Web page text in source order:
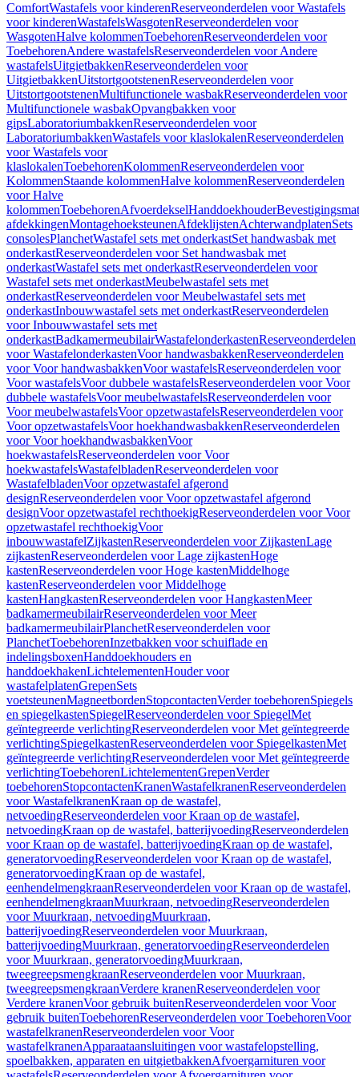
ComfortWastafels voor kinderenReserveonderdelen voor Wastafels
voor kinderenWastafelsWasgotenReserveonderdelen voor
WasgotenHalve kolommenToebehorenReserveonderdelen voor
ToebehorenAndere wastafelsReserveonderdelen voor Andere
wastafelsUitgietbakkenReserveonderdelen voor
UitgietbakkenUitstortgootstenenReserveonderdelen voor
UitstortgootstenenMultifunctionele wasbakReserveonderdelen voor
Multifunctionele wasbakOpvangbakken voor
gipsLaboratoriumbakkenReserveonderdelen voor
LaboratoriumbakkenWastafels voor klaslokalenReserveonderdelen
voor Wastafels voor
klaslokalenToebehorenKolommenReserveonderdelen voor
KolommenStaande kolommenHalve kolommenReserveonderdelen
voor Halve
kolommenToebehorenAfvoerdekselHanddoekhouder
afdekkingenMontagehoeksteunenAfdeklijstenAchterwandplatenSets
consolesPlanchetWastafel sets met onderkastSet handwasbak met
onderkastReserveonderdelen voor Set handwasbak met
onderkastWastafel sets met onderkastReserveonderdelen voor
Wastafel sets met onderkastMeubelwastafel sets met
onderkastReserveonderdelen voor Meubelwastafel sets met
onderkastInbouwwastafel sets met onderkastReserveonderdelen
voor Inbouwwastafel sets met
onderkastBadkamermeubilairWastafelonderkastenReserveonderdelen
voor WastafelonderkastenVoor handwasbakkenReserveonderdelen
voor Voor handwasbakkenVoor wastafelsReserveonderdelen voor
Voor wastafelsVoor dubbele wastafelsReserveonderdelen voor Voor
dubbele wastafelsVoor meubelwastafelsReserveonderdelen voor
Voor meubelwastafelsVoor opzetwastafelsReserveonderdelen voor
Voor opzetwastafelsVoor hoekhandwasbakkenReserveonderdelen
voor Voor hoekhandwasbakkenVoor
hoekwastafelsReserveonderdelen voor Voor
hoekwastafelsWastafelbladenReserveonderdelen voor
WastafelbladenVoor opzetwastafel afgerond
designReserveonderdelen voor Voor opzetwastafel afgerond
designVoor opzetwastafel rechthoekigReserveonderdelen voor Voor
opzetwastafel rechthoekigVoor
inbouwwastafelZijkastenReserveonderdelen voor ZijkastenLage
zijkastenReserveonderdelen voor Lage zijkastenHoge
kastenReserveonderdelen voor Hoge kastenMiddelhoge
kastenReserveonderdelen voor Middelhoge
kastenHangkastenReserveonderdelen voor HangkastenMeer
badkamermeubilairReserveonderdelen voor Meer
badkamermeubilairPlanchetReserveonderdelen voor
PlanchetToebehorenInzetbakken voor schuiflade en
indelingsboxenHanddoekhouders en
handdoekhakenLichtelementenHouder voor
wastafelplatenGrepenSets
voetsteunenMagneetbordenStopcontactenVerder toebehorenSpiegels
en spiegelkastenSpiegelReserveonderdelen voor SpiegelMet
geïntegreerde verlichtingReserveonderdelen voor Met geïntegreerde
verlichtingSpiegelkastenReserveonderdelen voor SpiegelkastenMet
geïntegreerde verlichtingReserveonderdelen voor Met geïntegreerde
verlichtingToebehorenLichtelementenGrepenVerder
toebehorenStopcontactenKranenWastafelkranenReserveonderdelen
voor WastafelkranenKraan op de wastafel,
netvoedingReserveonderdelen voor Kraan op de wastafel,
netvoedingKraan op de wastafel, batterijvoedingReserveonderdelen
voor Kraan op de wastafel, batterijvoedingKraan op de wastafel,
generatorvoedingReserveonderdelen voor Kraan op de wastafel,
generatorvoedingKraan op de wastafel,
eenhendelmengkraanReserveonderdelen voor Kraan op de wastafel,
eenhendelmengkraanMuurkraan, netvoedingReserveonderdelen
voor Muurkraan, netvoedingMuurkraan,
batterijvoedingReserveonderdelen voor Muurkraan,
batterijvoedingMuurkraan, generatorvoedingReserveonderdelen
voor Muurkraan, generatorvoedingMuurkraan,
tweegreepsmengkraanReserveonderdelen voor Muurkraan,
tweegreepsmengkraanVerdere kranenReserveonderdelen voor
Verdere kranenVoor gebruik buitenReserveonderdelen voor Voor
gebruik buitenToebehorenReserveonderdelen voor ToebehorenVoor
wastafelkranenReserveonderdelen voor Voor
wastafelkranenApparaataansluitingen voor wastafelopstelling,
spoelbakken, apparaten en uitgietbakkenAfvoergarnituren voor